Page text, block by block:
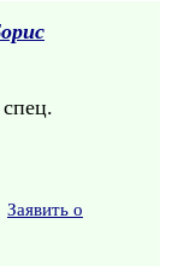
Заявить о